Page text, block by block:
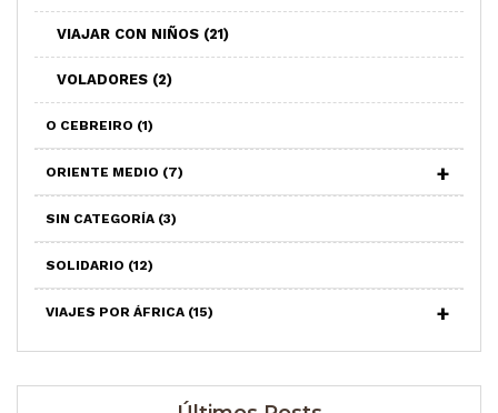
VIAJAR CON NIÑOS (21)
VOLADORES (2)
O CEBREIRO (1)
ORIENTE MEDIO (7)
SIN CATEGORÍA (3)
SOLIDARIO (12)
VIAJES POR ÁFRICA (15)